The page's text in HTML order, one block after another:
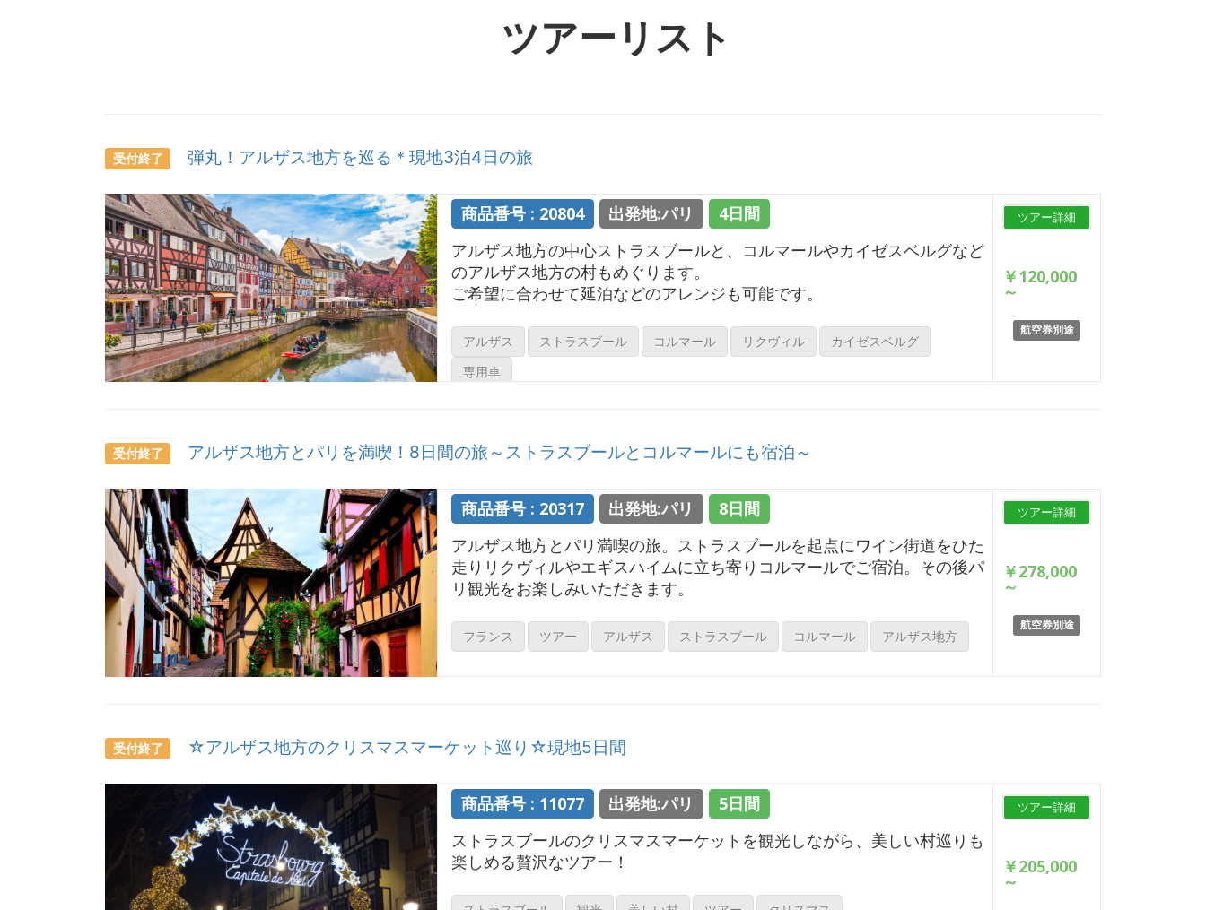
ツアーリスト
受付終了 弾丸！アルザス地方を巡る＊現地3泊4日の旅
ツアー詳細
￥120,000
～
航空券別途
商品番号 : 20804 出発地:パリ
4日間
アルザス地方の中心ストラスブールと、コルマールやカイゼスベルグなど
のアルザス地方の村もめぐります。
ご希望に合わせて延泊などのアレンジも可能です。
アルザス ストラスブール コルマール リクヴィル
カイゼスベルグ
専用車
受付終了 アルザス地方とパリを満喫！8日間の旅～ストラスブールとコルマールにも宿泊～
ツアー詳細
￥278,000
～
航空券別途
商品番号 : 20317 出発地:パリ
8日間
アルザス地方とパリ満喫の旅。ストラスブールを起点にワイン街道をひた
走りリクヴィルやエギスハイムに立ち寄りコルマールでご宿泊。その後パ
リ観光をお楽しみいただきます。
フランス ツアー アルザス ストラスブール コルマール アルザス地方
受付終了 ☆アルザス地方のクリスマスマーケット巡り☆現地5日間
ツアー詳細
￥205,000
～
商品番号 : 11077 出発地:パリ
5日間
ストラスブールのクリスマスマーケットを観光しながら、美しい村巡りも
楽しめる贅沢なツアー！